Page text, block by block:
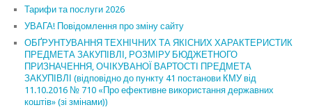
Тарифи та послуги 2026
УВАГА! Повідомлення про зміну сайту
ОБҐРУНТУВАННЯ ТЕХНІЧНИХ ТА ЯКІСНИХ ХАРАКТЕРИСТИК
ПРЕДМЕТА ЗАКУПІВЛІ, РОЗМІРУ БЮДЖЕТНОГО
ПРИЗНАЧЕННЯ, ОЧІКУВАНОЇ ВАРТОСТІ ПРЕДМЕТА
ЗАКУПІВЛІ (відповідно до пункту 41 постанови КМУ від
11.10.2016 № 710 «Про ефективне використання державних
коштів» (зі змінами))